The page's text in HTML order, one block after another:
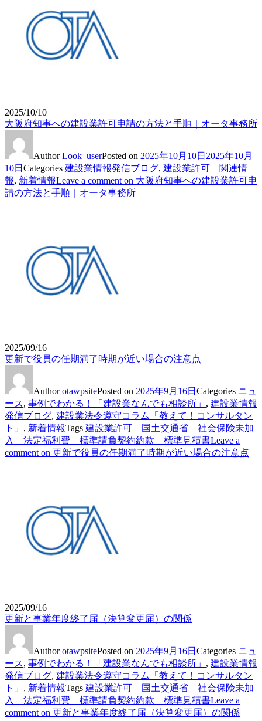
2025/10/10
大阪府知事への建設業許可申請の方法と手順｜オータ事務所
AuthorLook_userPosted on 2025年10月10日 2025年10月
10日 Categories 建設業情報発信ブログ, 建設業許可 関連情
報, 新着情報Leave a comment on 大阪府知事への建設業許可申
請の方法と手順｜オータ事務所
2025/09/16
更新で役員の任期満了時期が近い場合の注意点
AuthorotawpsitePosted on 2025年9月16日 Categories ニュ
ース, 事例でわかる！「建設業なんでも相談所」 , 建設業情報
発信ブログ, 建設業法令遵守コラム「教えて！コンサルタン
ト」 , 新着情報Tags 建設業許可 国土交通省 社会保険未加
入 法定福利費 標準請負契約約款 標準見積書Leave a
comment on 更新で役員の任期満了時期が近い場合の注意点
2025/09/16
更新と事業年度終了届（決算変更届）の関係
AuthorotawpsitePosted on 2025年9月16日 Categories ニュ
ース, 事例でわかる！「建設業なんでも相談所」 , 建設業情報
発信ブログ, 建設業法令遵守コラム「教えて！コンサルタン
ト」 , 新着情報Tags 建設業許可 国土交通省 社会保険未加
入 法定福利費 標準請負契約約款 標準見積書Leave a
comment on 更新と事業年度終了届（決算変更届）の関係